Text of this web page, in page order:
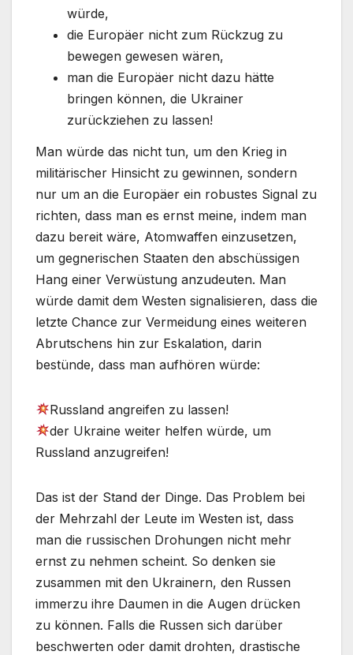
würde,
die Europäer nicht zum Rückzug zu
bewegen gewesen wären,
man die Europäer nicht dazu hätte
bringen können, die Ukrainer
zurückziehen zu lassen!
Man würde das nicht tun, um den Krieg in
militärischer Hinsicht zu gewinnen, sondern
nur um an die Europäer ein robustes Signal zu
richten, dass man es ernst meine, indem man
dazu bereit wäre, Atomwaffen einzusetzen,
um gegnerischen Staaten den abschüssigen
Hang einer Verwüstung anzudeuten. Man
würde damit dem Westen signalisieren, dass die
letzte Chance zur Vermeidung eines weiteren
Abrutschens hin zur Eskalation, darin
bestünde, dass man aufhören würde:
Russland angreifen zu lassen!
der Ukraine weiter helfen würde, um
Russland anzugreifen!
Das ist der Stand der Dinge. Das Problem bei
der Mehrzahl der Leute im Westen ist, dass
man die russischen Drohungen nicht mehr
ernst zu nehmen scheint. So denken sie
zusammen mit den Ukrainern, den Russen
immerzu ihre Daumen in die Augen drücken
zu können. Falls die Russen sich darüber
beschwerten oder damit drohten, drastische